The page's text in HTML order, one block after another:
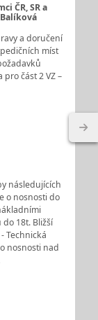
ČR, SR a
a doručení
míst
pro část 2 VZ –
následujících
o nosnosti do
18t. Bližší
Technická
nosnosti nad